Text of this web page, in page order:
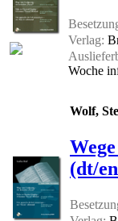
Verlag:
Woche
Wolf,
(dt/